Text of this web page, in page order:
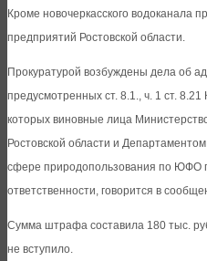
Кроме новочеркасского водоканала
предприятий Ростовской области.
Прокуратурой возбуждены дела об
предусмотренных ст. 8.1., ч. 1 ст.
которых виновные лица
Ростовской области и
сфере природопользования по ЮФО
ответственности, говорится в
Сумма штрафа составила 180 тыс.
не вступило.